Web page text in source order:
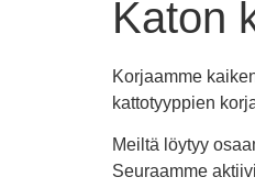
Katon
Korjaamme
kattotyyppien
Meiltä löytyy
Seuraamme